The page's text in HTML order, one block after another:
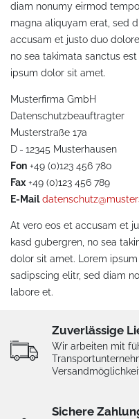
diam nonumy eirmod
magna aliquyam erat, sed
accusam et justo duo
no sea takimata sanctus
ipsum dolor sit amet.
Musterfirma GmbH
Datenschutzbeauftragter
Musterstraße 17a
D - 12345 Musterhausen
Fon +49 (0)123 456 780
Fax +49 (0)123 456 789
E-Mail
At vero eos et accusam et
kasd gubergren, no sea
dolor sit amet. Lorem
sadipscing elitr, sed diam
labore et.
Zuverlässige
Wir arbeiten mit
Sichere